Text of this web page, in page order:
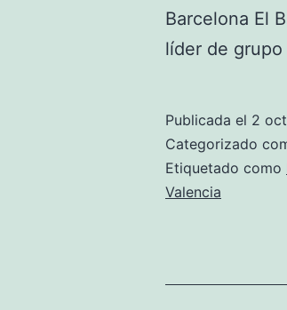
Barcelona El
líder de
Publicada el 2
Categorizado
Etiquetado como
Valencia